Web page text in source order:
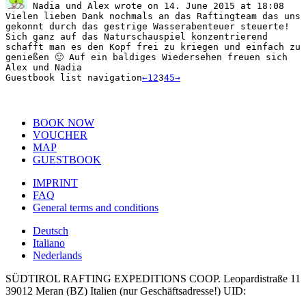
Nadia und Alex wrote on 14. June 2015 at
18:08
Vielen lieben Dank nochmals an das Raftingteam das uns
gekonnt durch das gestrige Wasserabenteuer steuerte!
Sich ganz auf das Naturschauspiel konzentrierend
schafft man es den Kopf frei zu kriegen und einfach zu
genießen 🙂 Auf ein baldiges Wiedersehen freuen sich
Alex und Nadia
Guestbook list navigation←12345→
BOOK NOW
VOUCHER
MAP
GUESTBOOK
IMPRINT
FAQ
General terms and conditions
Deutsch
Italiano
Nederlands
SÜDTIROL RAFTING EXPEDITIONS COOP. Leopardistraße 11
39012 Meran (BZ) Italien (nur Geschäftsadresse!) UID: